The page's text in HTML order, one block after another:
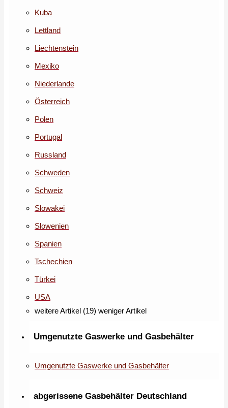
Kuba
Lettland
Liechtenstein
Mexiko
Niederlande
Österreich
Polen
Portugal
Russland
Schweden
Schweiz
Slowakei
Slowenien
Spanien
Tschechien
Türkei
USA
weitere Artikel (19) weniger Artikel
Umgenutzte Gaswerke und Gasbehälter
Umgenutzte Gaswerke und Gasbehälter
abgerissene Gasbehälter Deutschland